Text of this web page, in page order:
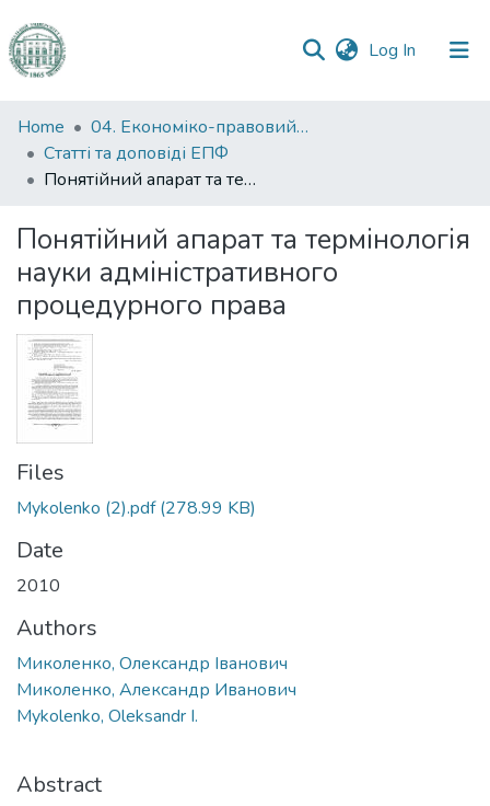
Log In (current)
Communities
&
Collections
Statistics
Home
04. Економіко-правовий факультет
Статті та доповіді ЕПФ
Понятійний апарат та термінологія науки адміністративного процедурного права
Понятійний апарат та термінологія
науки адміністративного
процедурного права
Files
Mykolenko (2).pdf(278.99 KB)
Date
2010
Authors
Миколенко, Олександр Іванович
Миколенко, Александр Иванович
Mykolenko, Oleksandr I.
Abstract